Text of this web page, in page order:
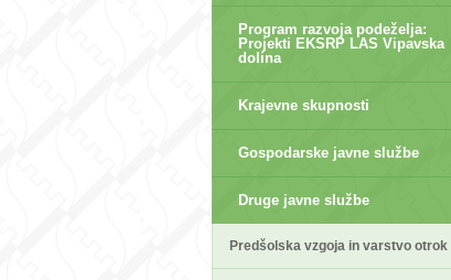
Program razvoja podeželja:
Projekti EKSRP LAS Vipavska
dolina
Krajevne skupnosti
Gospodarske javne službe
Druge javne službe
Predšolska vzgoja in varstvo otrok